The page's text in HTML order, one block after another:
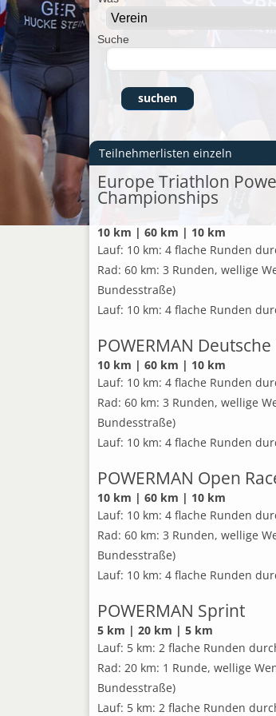
Suche
Teilnehmerlisten einzeln
Europe Triathlon
Championships
10 km | 60 km | 10 km
Lauf: 10 km: 4 flache Runden
Rad: 60 km: 3 Runden, wellige
Bundesstraße)
Lauf: 10 km: 4 flache Runden
POWERMAN
10 km | 60 km | 10 km
Lauf: 10 km: 4 flache Runden
Rad: 60 km: 3 Runden, wellige
Bundesstraße)
Lauf: 10 km: 4 flache Runden
POWERMAN Open
10 km | 60 km | 10 km
Lauf: 10 km: 4 flache Runden
Rad: 60 km: 3 Runden, wellige
Bundesstraße)
Lauf: 10 km: 4 flache Runden
POWERMAN Sprint
5 km | 20 km | 5 km
Lauf: 5 km: 2 flache Runden
Rad: 20 km: 1 Runde, wellige
Bundesstraße)
Lauf: 5 km: 2 flache Runden